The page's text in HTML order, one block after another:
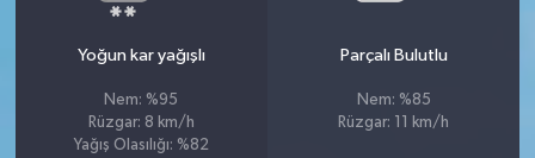
Yoğun kar yağışlı
Nem: %95
Rüzgar: 8 km/h
Yağış Olasılığı: %82
Parçalı Bulutlu
Nem: %85
Rüzgar: 11 km/h